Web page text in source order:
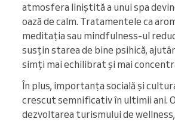
atmosfera liniștită a unui spa
oază de calm. Tratamentele ca
meditația sau mindfulness-ul
susțin starea de bine psihică,
simți mai echilibrat și mai
În plus, importanța socială și
crescut semnificativ în ultimii ani.
dezvoltarea turismului de